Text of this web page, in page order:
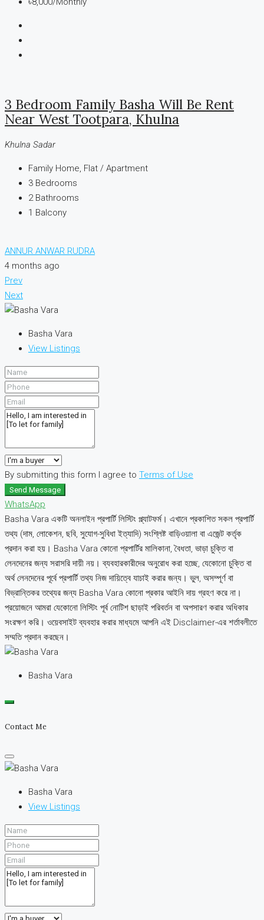
3 Bedroom Family Basha Will Be Rent
Near West Tootpara, Khulna
Khulna Sadar
Family Home, Flat / Apartment
3 Bedrooms
2 Bathrooms
1 Balcony
ANNUR ANWAR RUDRA
4 months ago
Prev
Next
Basha Vara
View Listings
By submitting this form I agree to Terms of Use
Send Message
WhatsApp
Basha Vara একটি অনলাইন প্রপার্টি লিস্টিং প্ল্যাটফর্ম। এখানে প্রকাশিত সকল প্রপার্টি
তথ্য (দাম, লোকেশন, ছবি, সুযোগ-সুবিধা ইত্যাদি) সংশ্লিষ্ট বাড়িওয়ালা বা এজেন্ট কর্তৃক
প্রদান করা হয়। Basha Vara কোনো প্রপার্টির মালিকানা, বৈধতা, ভাড়া চুক্তি বা
লেনদেনের জন্য সরাসরি দায়ী নয়। ব্যবহারকারীদের অনুরোধ করা হচ্ছে, যেকোনো চুক্তি বা
অর্থ লেনদেনের পূর্বে প্রপার্টি তথ্য নিজ দায়িত্বে যাচাই করার জন্য। ভুল, অসম্পূর্ণ বা
বিভ্রান্তিকর তথ্যের জন্য Basha Vara কোনো প্রকার আইনি দায় গ্রহণ করে না।
প্রয়োজনে আমরা যেকোনো লিস্টিং পূর্ব নোটিশ ছাড়াই পরিবর্তন বা অপসারণ করার অধিকার
সংরক্ষণ করি। ওয়েবসাইট ব্যবহার করার মাধ্যমে আপনি এই Disclaimer-এর শর্তাবলীতে
সম্মতি প্রদান করছেন।
Basha Vara
Contact Me
Basha Vara
View Listings